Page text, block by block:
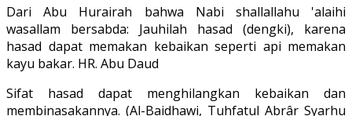
Dari Abu Hurairah bahwa Nabi shallallahu 'alaihi
wasallam bersabda: Jauhilah hasad (dengki), karena
hasad dapat memakan kebaikan seperti api memakan
kayu bakar. HR. Abu Daud
Sifat hasad dapat menghilangkan kebaikan dan
membinasakannya. (Al-Baidhawi, Tuhfatul Abrâr Syarhu